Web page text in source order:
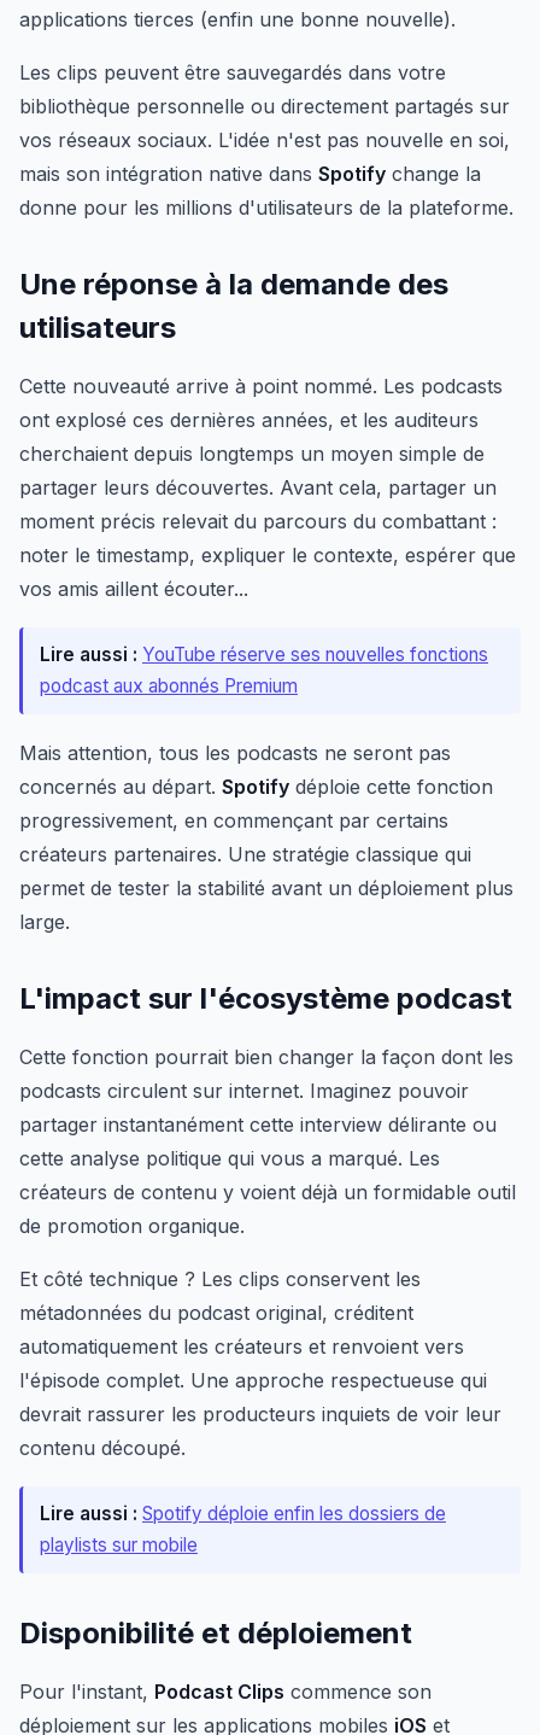
applications tierces (enfin une bonne nouvelle).
Les clips peuvent être sauvegardés dans votre
bibliothèque personnelle ou directement partagés sur
vos réseaux sociaux. L'idée n'est pas nouvelle en soi,
mais son intégration native dans Spotify change la
donne pour les millions d'utilisateurs de la plateforme.
Une réponse à la demande des
utilisateurs
Cette nouveauté arrive à point nommé. Les podcasts
ont explosé ces dernières années, et les auditeurs
cherchaient depuis longtemps un moyen simple de
partager leurs découvertes. Avant cela, partager un
moment précis relevait du parcours du combattant :
noter le timestamp, expliquer le contexte, espérer que
vos amis aillent écouter...
Lire aussi : YouTube réserve ses nouvelles fonctions
podcast aux abonnés Premium
Mais attention, tous les podcasts ne seront pas
concernés au départ. Spotify déploie cette fonction
progressivement, en commençant par certains
créateurs partenaires. Une stratégie classique qui
permet de tester la stabilité avant un déploiement plus
large.
L'impact sur l'écosystème podcast
Cette fonction pourrait bien changer la façon dont les
podcasts circulent sur internet. Imaginez pouvoir
partager instantanément cette interview délirante ou
cette analyse politique qui vous a marqué. Les
créateurs de contenu y voient déjà un formidable outil
de promotion organique.
Et côté technique ? Les clips conservent les
métadonnées du podcast original, créditent
automatiquement les créateurs et renvoient vers
l'épisode complet. Une approche respectueuse qui
devrait rassurer les producteurs inquiets de voir leur
contenu découpé.
Lire aussi : Spotify déploie enfin les dossiers de
playlists sur mobile
Disponibilité et déploiement
Pour l'instant, Podcast Clips commence son
déploiement sur les applications mobiles iOS et